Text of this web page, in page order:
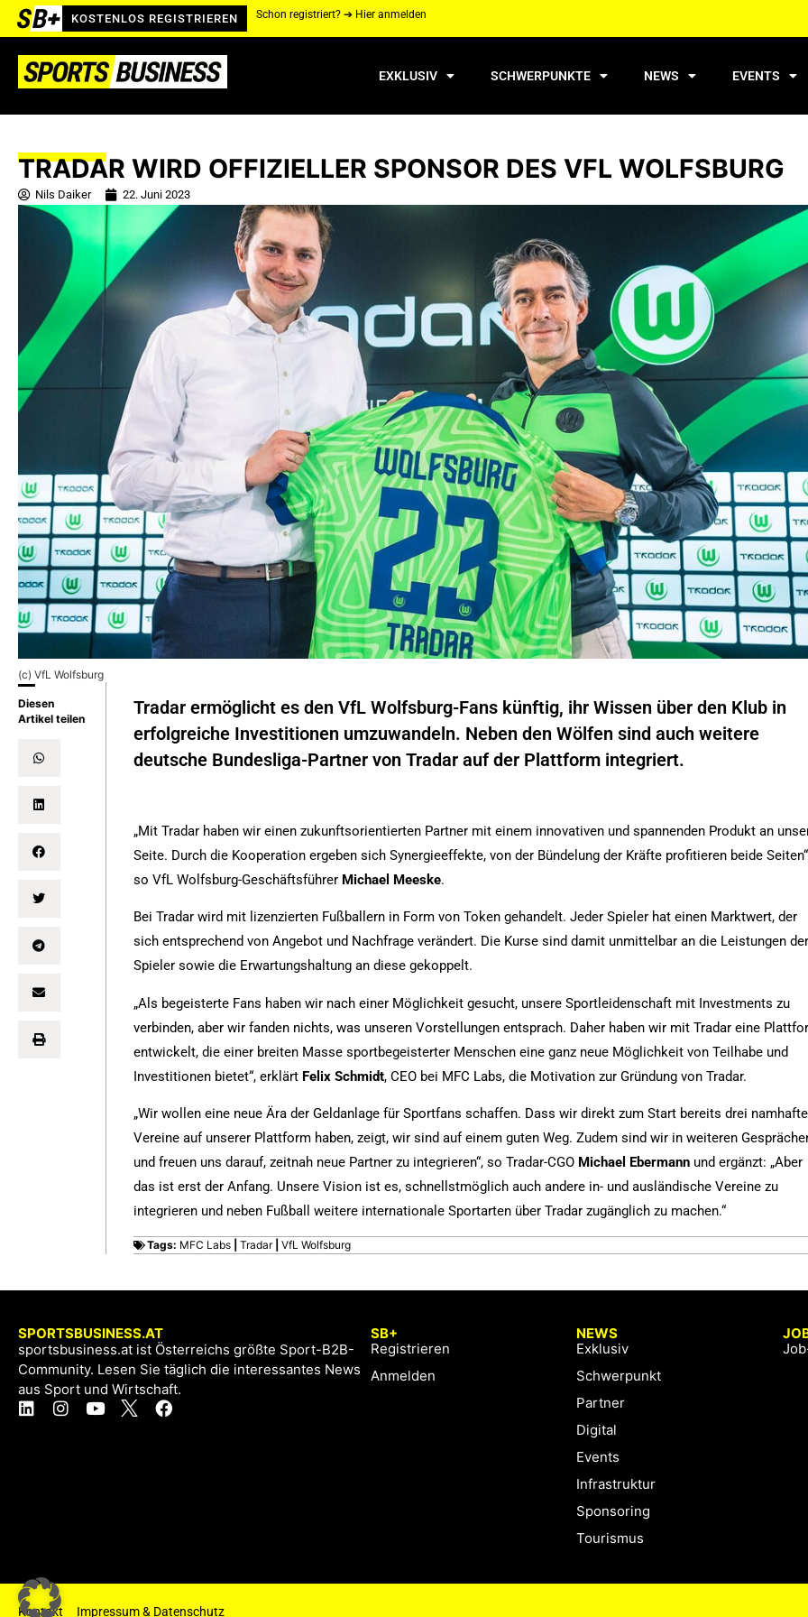
KOSTENLOS REGISTRIEREN Schon registriert? ➔ Hier anmelden
EXKLUSIV SCHWERPUNKTE NEWS EVENTS
TRADAR WIRD OFFIZIELLER SPONSOR DES VFL WOLFSBURG
Nils Daiker 22. Juni 2023
(c) VfL Wolfsburg
Diesen
Artikel teilen
Tradar ermöglicht es den VfL Wolfsburg-Fans künftig, ihr Wissen über den Klub in
erfolgreiche Investitionen umzuwandeln. Neben den Wölfen sind auch weitere
deutsche Bundesliga-Partner von Tradar auf der Plattform integriert.
„Mit Tradar haben wir einen zukunftsorientierten Partner mit einem innovativen und spannenden Produkt an
Seite. Durch die Kooperation ergeben sich Synergieeffekte, von der Bündelung der Kräfte profitieren beide
so VfL Wolfsburg-Geschäftsführer Michael Meeske.
Bei Tradar wird mit lizenzierten Fußballern in Form von Token gehandelt. Jeder Spieler hat einen Marktwert, der
sich entsprechend von Angebot und Nachfrage verändert. Die Kurse sind damit unmittelbar an die Leistungen der
Spieler sowie die Erwartungshaltung an diese gekoppelt.
„Als begeisterte Fans haben wir nach einer Möglichkeit gesucht, unsere Sportleidenschaft mit Investments zu
verbinden, aber wir fanden nichts, was unseren Vorstellungen entsprach. Daher haben wir mit Tradar eine
entwickelt, die einer breiten Masse sportbegeisterter Menschen eine ganz neue Möglichkeit von Teilhabe und
Investitionen bietet“, erklärt Felix Schmidt, CEO bei MFC Labs, die Motivation zur Gründung von Tradar.
„Wir wollen eine neue Ära der Geldanlage für Sportfans schaffen. Dass wir direkt zum Start bereits drei namhafte
Vereine auf unserer Plattform haben, zeigt, wir sind auf einem guten Weg. Zudem sind wir in weiteren
und freuen uns darauf, zeitnah neue Partner zu integrieren“, so Tradar-CGO Michael Ebermann und ergänzt: „Aber
das ist erst der Anfang. Unsere Vision ist es, schnellstmöglich auch andere in- und ausländische Vereine zu
integrieren und neben Fußball weitere internationale Sportarten über Tradar zugänglich zu machen.“
Tags: MFC Labs |Tradar|VfL Wolfsburg
SPORTSBUSINESS.AT
sportsbusiness.at ist Österreichs größte Sport-B2B-
Community. Lesen Sie täglich die interessantes News
aus Sport und Wirtschaft.
SB+
Registrieren
Anmelden
NEWS
Exklusiv
Schwerpunkt
Partner
Digital
Events
Infrastruktur
Sponsoring
Tourismus
Kontakt Impressum & Datenschutz